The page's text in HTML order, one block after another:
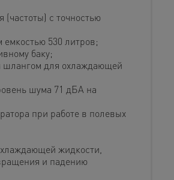
с точностью
530 литров;
баку;
для охлаждающей
шума 71 дБА на
при работе в полевых
жидкости,
и падению